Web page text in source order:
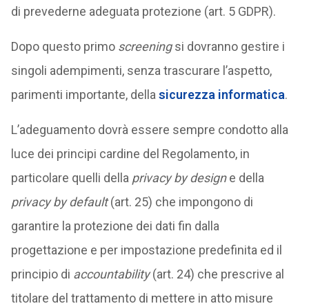
di prevederne adeguata protezione (art. 5 GDPR).
Dopo questo primo screeningsi dovranno gestire i
singoli adempimenti, senza trascurare l’aspetto,
parimenti importante, della sicurezza informatica.
L’adeguamento dovrà essere sempre condotto alla
luce dei principi cardine del Regolamento, in
particolare quelli della privacy by designe della
privacy by default(art. 25) che impongono di
garantire la protezione dei dati fin dalla
progettazione e per impostazione predefinita ed il
principio di accountability(art. 24) che prescrive al
titolare del trattamento di mettere in atto misure